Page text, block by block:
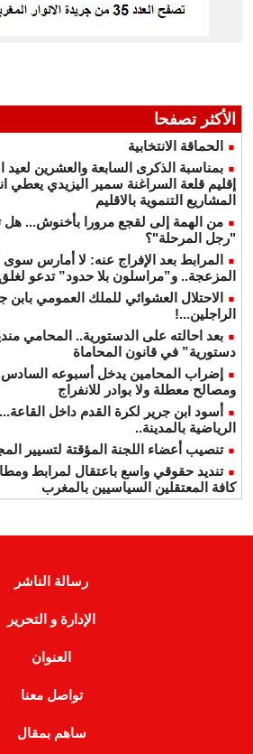
الأكثر تصفحا
الحماقة الانتخابية
بمناسبة الذكرى السابعة والعشرين
إقليم قلعة السراغنة سمير اليزيدي يعطي
المشاريع التنموية بالاقليم
من الهمة إلى لقجع مرورا بأخنوش...
"رجل المرحلة"؟
المرابط بعد الإفراج عنه: لا أمارس
المزعجة.. و”مراسلون بلا حدود” تدعو
الاحتلال العشوائي للملك العمومي
الراجلين...!
دستورية” في قانون المحاماة
إضراب المحامين يدخل أسبوعه
ومصالح معطلة ولا بوادر للانفراج
أسود ابن جرير لكرة القدم داخل
الرياضية بالمدينة..
تنصيب أعضاء اللجنة المؤقتة لتسيير
تنديد حقوقي واسع باعتقال لمرابط
كافة المعتقلين السياسيين بالمغرب
رسالة الناشر
الإدارة و التحرير
العنوان
تواصل معنا
ساهم بمقال